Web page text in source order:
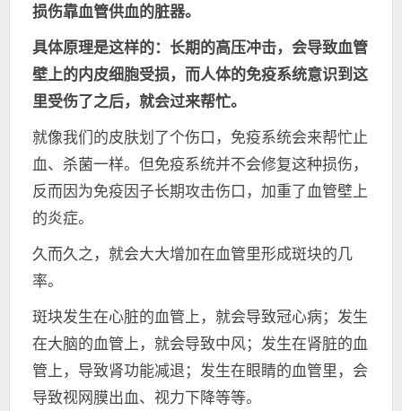
损伤靠血管供血的脏器。
具体原理是这样的：长期的高压冲击，会导致血管
壁上的内皮细胞受损，而人体的免疫系统意识到这
里受伤了之后，就会过来帮忙。
就像我们的皮肤划了个伤口，免疫系统会来帮忙止
血、杀菌一样。但免疫系统并不会修复这种损伤，
反而因为免疫因子长期攻击伤口，加重了血管壁上
的炎症。
久而久之，就会大大增加在血管里形成斑块的几
率。
斑块发生在心脏的血管上，就会导致冠心病；发生
在大脑的血管上，就会导致中风；发生在肾脏的血
管上，导致肾功能减退；发生在眼睛的血管里，会
导致视网膜出血、视力下降等等。